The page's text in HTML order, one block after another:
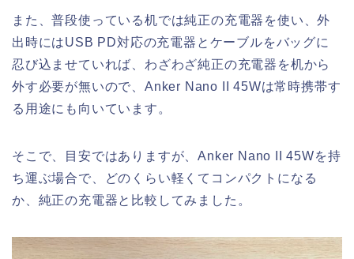
また、普段使っている机では純正の充電器を使い、外
出時にはUSB PD対応の充電器とケーブルをバッグに
忍び込ませていれば、わざわざ純正の充電器を机から
外す必要が無いので、Anker Nano II 45Wは常時携帯す
る用途にも向いています。
そこで、目安ではありますが、Anker Nano II 45Wを持
ち運ぶ場合で、どのくらい軽くてコンパクトになる
か、純正の充電器と比較してみました。